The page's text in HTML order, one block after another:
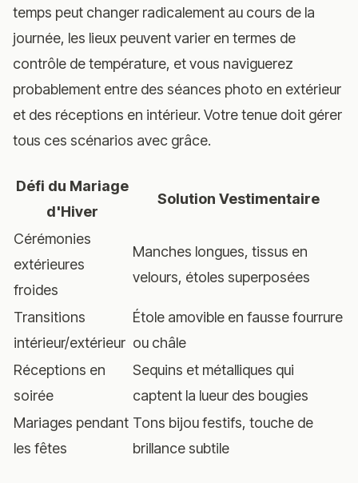
temps peut changer radicalement au cours de la
journée, les lieux peuvent varier en termes de
contrôle de température, et vous naviguerez
probablement entre des séances photo en extérieur
et des réceptions en intérieur. Votre tenue doit gérer
tous ces scénarios avec grâce.
Défi du Mariage
d'Hiver
Solution Vestimentaire
Cérémonies
extérieures
froides
Manches longues, tissus en
velours, étoles superposées
Transitions
intérieur/extérieur
Étole amovible en fausse fourrure
ou châle
Réceptions en
soirée
Sequins et métalliques qui
captent la lueur des bougies
Mariages pendant
les fêtes
Tons bijou festifs, touche de
brillance subtile